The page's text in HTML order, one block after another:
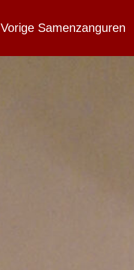
Vorige Samenzanguren